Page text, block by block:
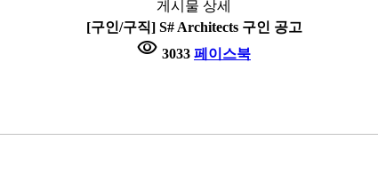
게시물 상세
[구인/구직] S# Architects 구인 공고
visibility 3033 페이스북